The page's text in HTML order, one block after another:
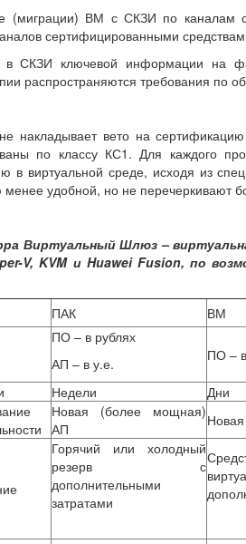
(миграции) ВМ с СКЗИ по каналам
сертифицированными
в СКЗИ ключевой информации на
распространяются требования по
накладывает вето на
по классу КС1. Для каждого
в виртуальной среде, исходя из
менее удобной, но не перечеркивают
Виртуальный Шлюз –
V, KVM и Huawei Fusion, по
ПАК ВМ
ПО – в рублях
АП – в у.е.
ПО –
Недели
Дни
Новая (более мощная)
АП
Горячий или холодный
резерв с
дополнительными
затратами